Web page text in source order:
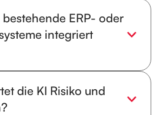
datengestützte Maßnahmen
AI Framework.
ERP- oder
integriert
ohne bestehende
die KI Risiko und